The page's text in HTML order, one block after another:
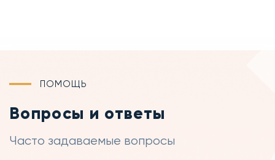
ПОМОЩЬ
Вопросы и ответы
Часто задаваемые вопросы